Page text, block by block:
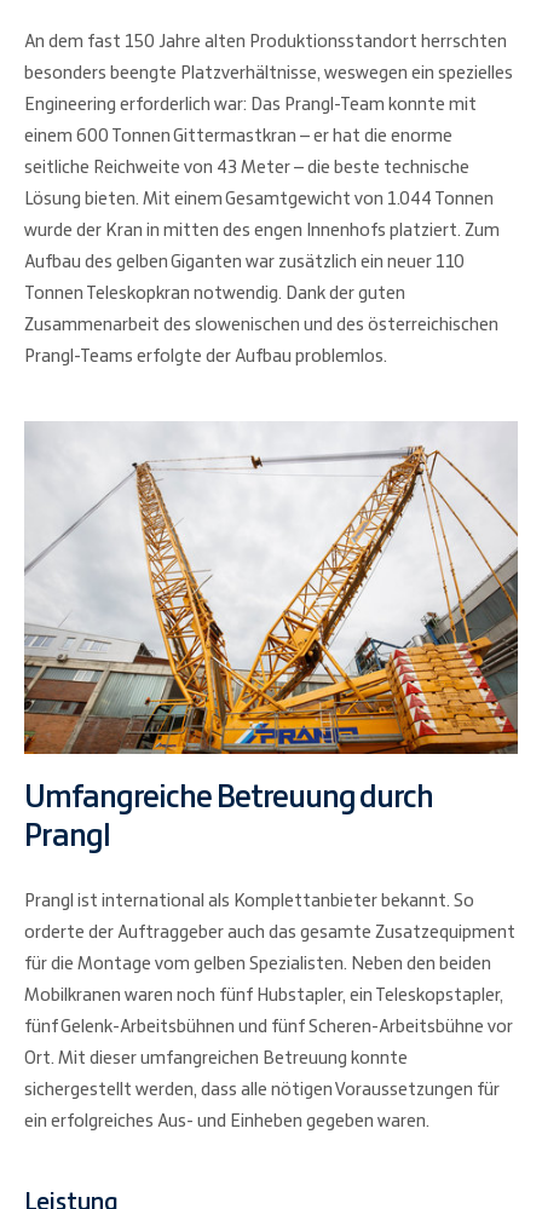
An dem fast 150 Jahre alten Produktionsstandort herrschten
besonders beengte Platzverhältnisse, weswegen ein spezielles
Engineering erforderlich war: Das Prangl-Team konnte mit
einem 600 Tonnen Gittermastkran – er hat die enorme
seitliche Reichweite von 43 Meter – die beste technische
Lösung bieten. Mit einem Gesamtgewicht von 1.044 Tonnen
wurde der Kran in mitten des engen Innenhofs platziert. Zum
Aufbau des gelben Giganten war zusätzlich ein neuer 110
Tonnen Teleskopkran notwendig. Dank der guten
Zusammenarbeit des slowenischen und des österreichischen
Prangl-Teams erfolgte der Aufbau problemlos.
Umfangreiche Betreuung durch
Prangl
Prangl ist international als Komplettanbieter bekannt. So
orderte der Auftraggeber auch das gesamte Zusatzequipment
für die Montage vom gelben Spezialisten. Neben den beiden
Mobilkranen waren noch fünf Hubstapler, ein Teleskopstapler,
fünf Gelenk-Arbeitsbühnen und fünf Scheren-Arbeitsbühne vor
Ort. Mit dieser umfangreichen Betreuung konnte
sichergestellt werden, dass alle nötigen Voraussetzungen für
ein erfolgreiches Aus- und Einheben gegeben waren.
Leistung